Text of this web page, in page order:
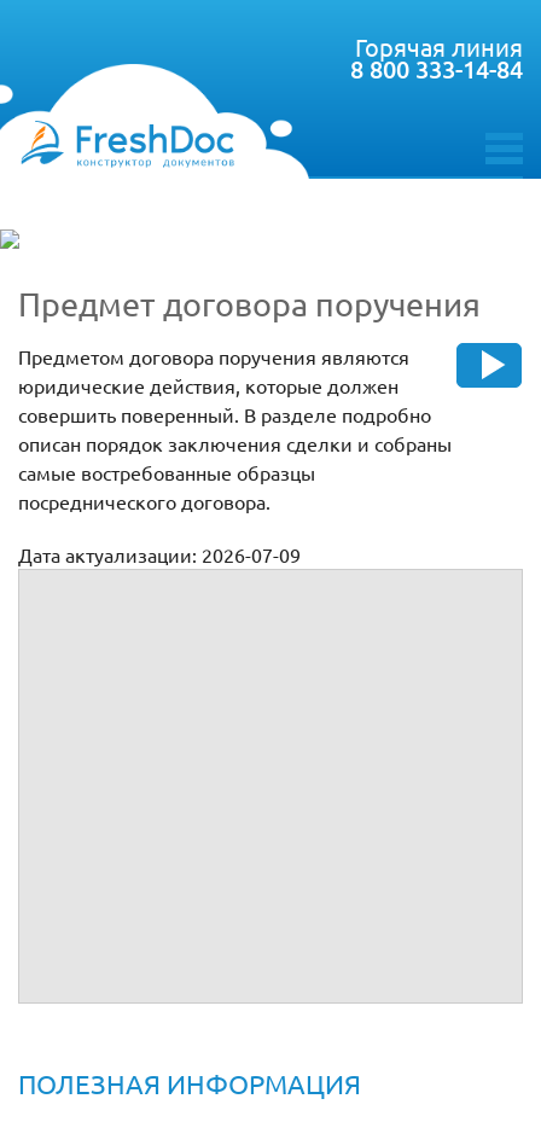
toggle
Горячая линия
8 800 333-14-84
Предмет договора поручения
Предметом договора поручения являются
юридические действия, которые должен
совершить поверенный. В разделе подробно
описан порядок заключения сделки и собраны
самые востребованные образцы
посреднического договора.
Дата актуализации: 2026-07-09
ПОЛЕЗНАЯ ИНФОРМАЦИЯ